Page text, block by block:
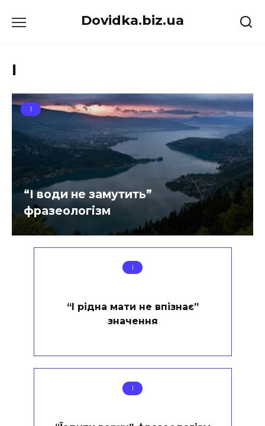
до
Dovidka.biz.ua
І
І
“І води не замутить”
фразеологізм
І
“І рідна мати не впізнає”
значення
І